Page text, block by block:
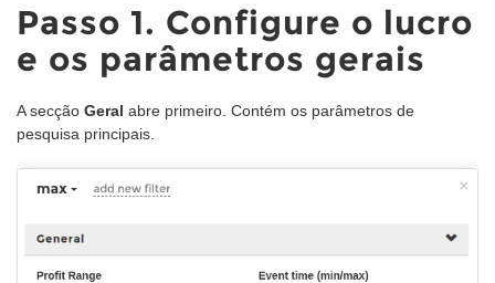
Passo 1. Configure o lucro
e os parâmetros gerais
A secção Geral abre primeiro. Contém os parâmetros de
pesquisa principais.